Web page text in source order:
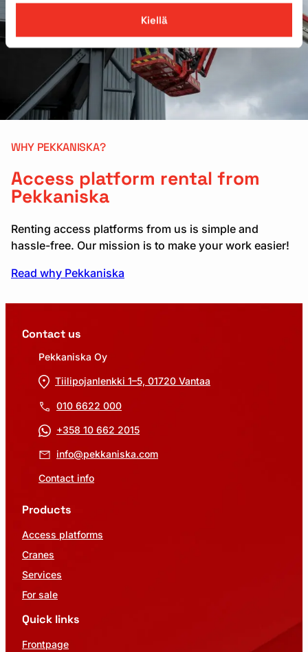
Kiellä
WHY PEKKANISKA?
Access platform rental from
Pekkaniska
Renting access platforms from us is simple and
hassle-free. Our mission is to make your work easier!
Read why Pekkaniska
Contact us
Pekkaniska Oy
Tiilipojanlenkki 1–5, 01720 Vantaa
010 6622 000
+358 10 662 2015
info@pekkaniska.com
Contact info
Products
Access platforms
Cranes
Services
For sale
Quick links
Frontpage